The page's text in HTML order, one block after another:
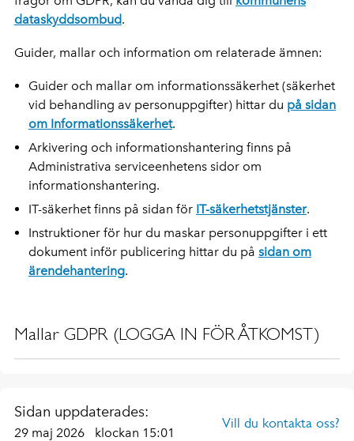
dataskyddsombud.
Guider, mallar och information om relaterade ämnen:
Guider och mallar om informationssäkerhet (säkerhet
vid behandling av personuppgifter) hittar du på sidan
om Informationssäkerhet.
Arkivering och informationshantering finns på
Administrativa serviceenhetens sidor om
informationshantering.
IT-säkerhet finns på sidan för IT-säkerhetstjänster.
Instruktioner för hur du maskar personuppgifter i ett
dokument inför publicering hittar du på sidan om
ärendehantering.
Mallar GDPR (LOGGA IN FÖR ÅTKOMST)
Sidan uppdaterades:
29 maj 2026 klockan 15:01
Vill du kontakta oss?